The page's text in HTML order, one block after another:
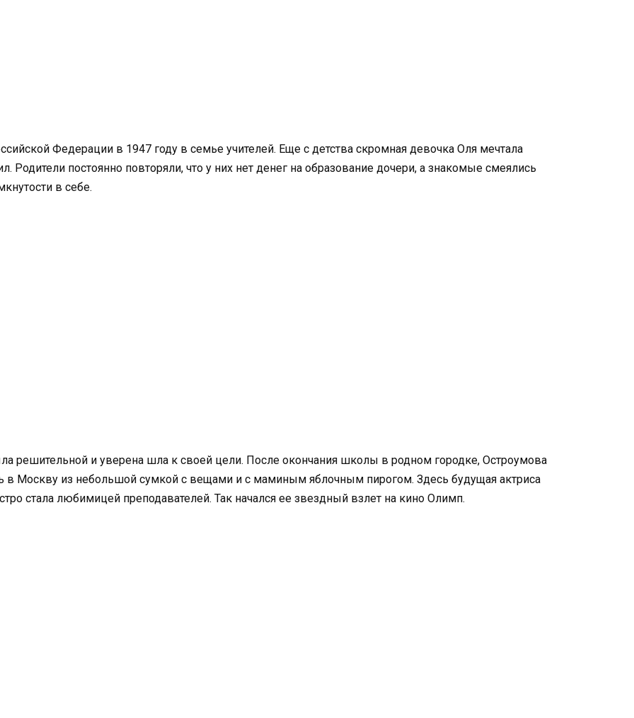
Федерации в 1947 году в семье учителей. Еще с детства скромная девочка Оля мечтала
Родители постоянно повторяли, что у них нет денег на образование дочери, а знакомые смеялись
в себе.
решительной и уверена шла к своей цели. После окончания школы в родном городке, Остроумова
в Москву из небольшой сумкой с вещами и с маминым яблочным пирогом. Здесь будущая актриса
стала любимицей преподавателей. Так начался ее звездный взлет на кино Олимп.